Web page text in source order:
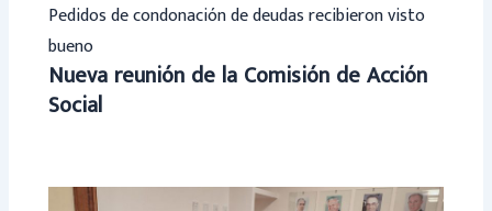
Pedidos de condonación de deudas recibieron visto
bueno
Nueva reunión de la Comisión de Acción
Social